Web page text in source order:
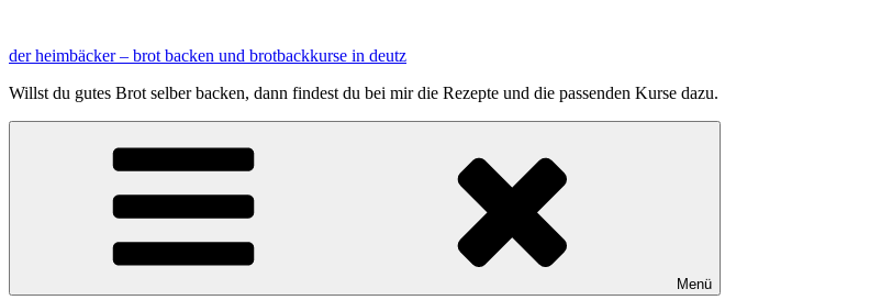
springen
der heimbäcker – brot backen und brotbackkurse in deutz
Willst du gutes Brot selber backen, dann findest du bei mir die Rezepte und die passenden Kurse dazu.
Menü